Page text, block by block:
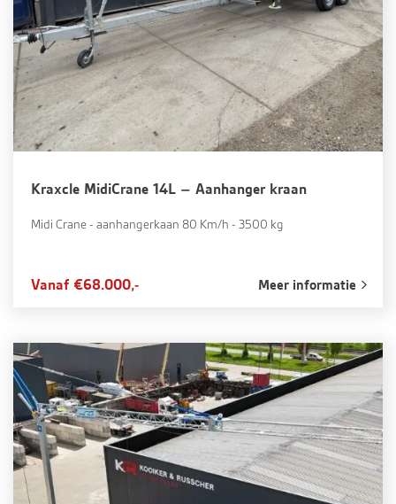
Kraxcle MidiCrane 14L – Aanhanger kraan
Midi Crane - aanhangerkaan 80 Km/h - 3500 kg
Vanaf €68.000,- Meer informatie